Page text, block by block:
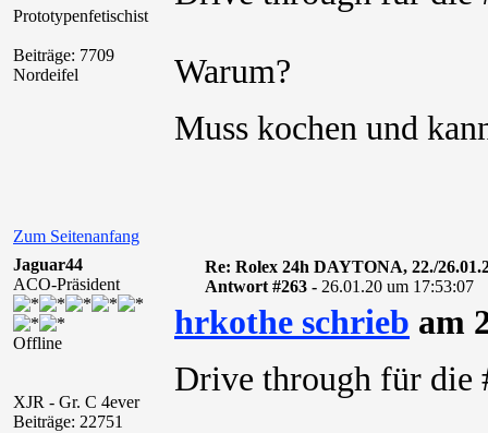
Prototypenfetischist
Beiträge: 7709
Nordeifel
Warum?
Muss kochen und
Zum Seitenanfang
Jaguar44
ACO-Präsident
Offline
XJR - Gr. C 4ever
Beiträge: 22751
Re: Rolex 24h DAYTONA, 22./
Antwort #263 - 26.01.20 um 17:53:07
hrkothe schrieb am
Drive through für